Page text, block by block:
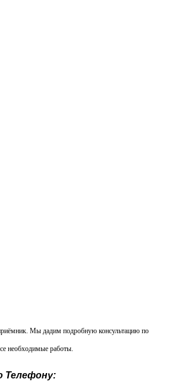
Мы дадим подробную консультацию по
необходимые работы.
Телефону: